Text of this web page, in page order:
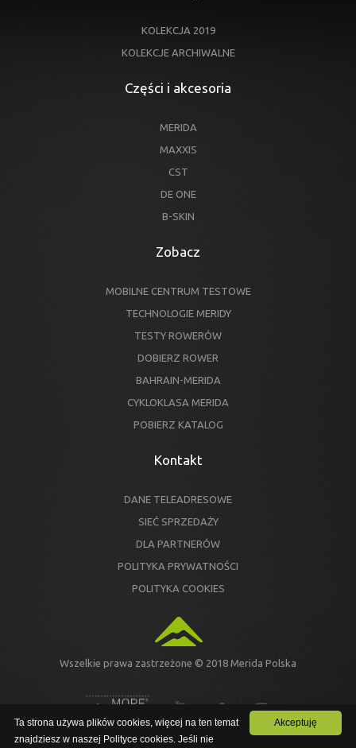
KOLEKCJA 2019
KOLEKCJE ARCHIWALNE
Części i akcesoria
MERIDA
MAXXIS
CST
DE ONE
B-SKIN
Zobacz
MOBILNE CENTRUM TESTOWE
TECHNOLOGIE MERIDY
TESTY ROWERÓW
DOBIERZ ROWER
BAHRAIN-MERIDA
CYKLOKLASA MERIDA
POBIERZ KATALOG
Kontakt
DANE TELEADRESOWE
SIEĆ SPRZEDAŻY
DLA PARTNERÓW
POLITYKA PRYWATNOŚCI
POLITYKA COOKIES
Wszelkie prawa zastrzeżone © 2018 Merida Polska
Akceptuję
Ta strona używa plików cookies, więcej na ten temat
znajdziesz w naszej Polityce cookies. Jeśli nie